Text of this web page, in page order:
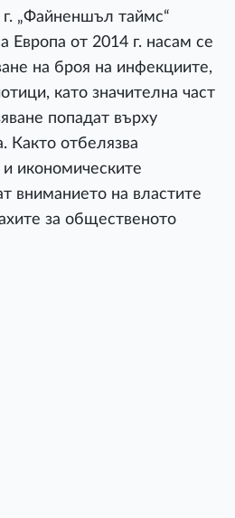
„Файненшъл таймс“
Европа от 2014 г. насам се
на броя на инфекциите,
като значителна част
попадат върху
Както отбелязва
и икономическите
вниманието на властите
за общественото